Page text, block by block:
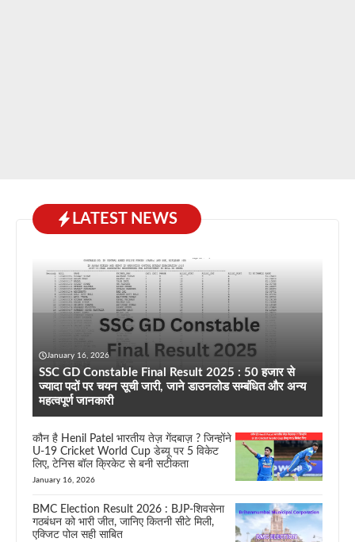
LATEST NEWS
January 16, 2026
SSC GD Constable Final Result 2025 : 50 हजार से
ज्यादा पदों पर चयन सूची जारी, जाने डाउनलोड सम्बंधित और अन्य
महत्वपूर्ण जानकारी
कौन है Henil Patel भारतीय तेज़ गेंदबाज़ ? जिन्होंने
U-19 Cricket World Cup डेब्यू पर 5 विकेट
लिए, टेनिस बॉल क्रिकेट से बनी सटीकता
January 16, 2026
BMC Election Result 2026 : BJP-शिवसेना
गठबंधन को भारी जीत, जानिए कितनी सीटे मिली,
एक्जिट पोल सही साबित